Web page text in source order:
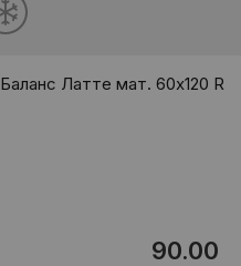
Баланс Латте мат. 60x120 R
90.00